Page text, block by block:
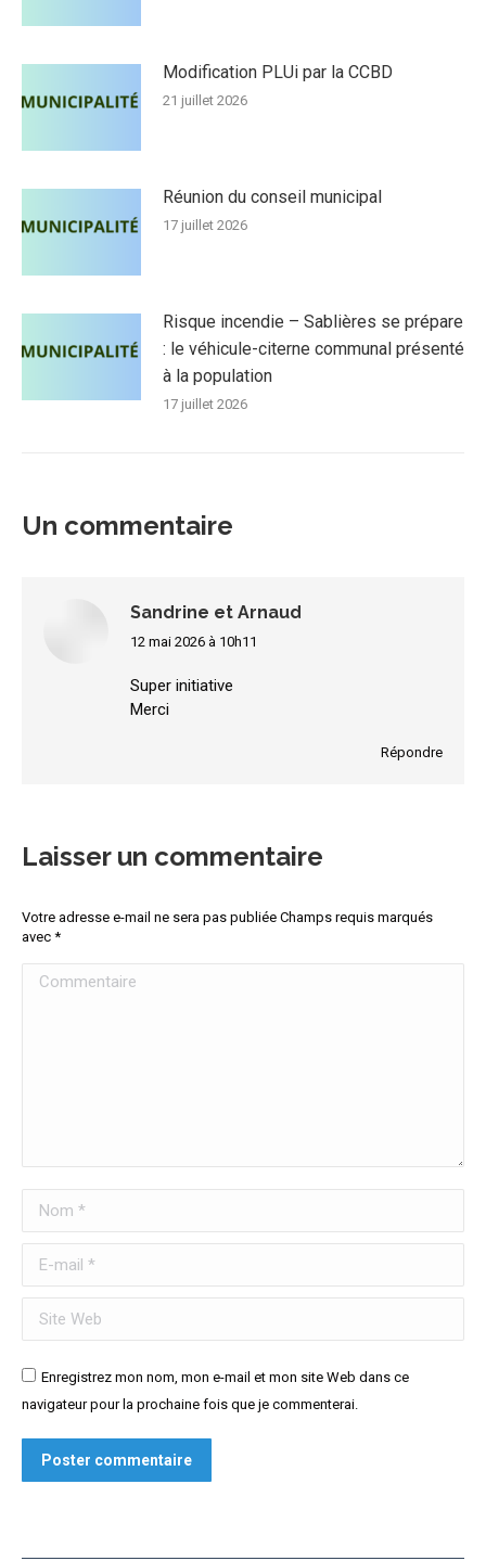
Modification PLUi par la CCBD
21 juillet 2026
Réunion du conseil municipal
17 juillet 2026
Risque incendie – Sablières se prépare
: le véhicule-citerne communal présenté
à la population
17 juillet 2026
Un commentaire
Sandrine et Arnaud
dit
12 mai 2026 à 10h11
Super initiative
Merci
Répondre
Laisser un commentaire
Votre adresse e-mail ne sera pas publiée Champs requis marqués
avec *
Commentaire
Nom *
E-mail *
Site Web
Enregistrez mon nom, mon e-mail et mon site Web dans ce
navigateur pour la prochaine fois que je commenterai.
Poster commentaire